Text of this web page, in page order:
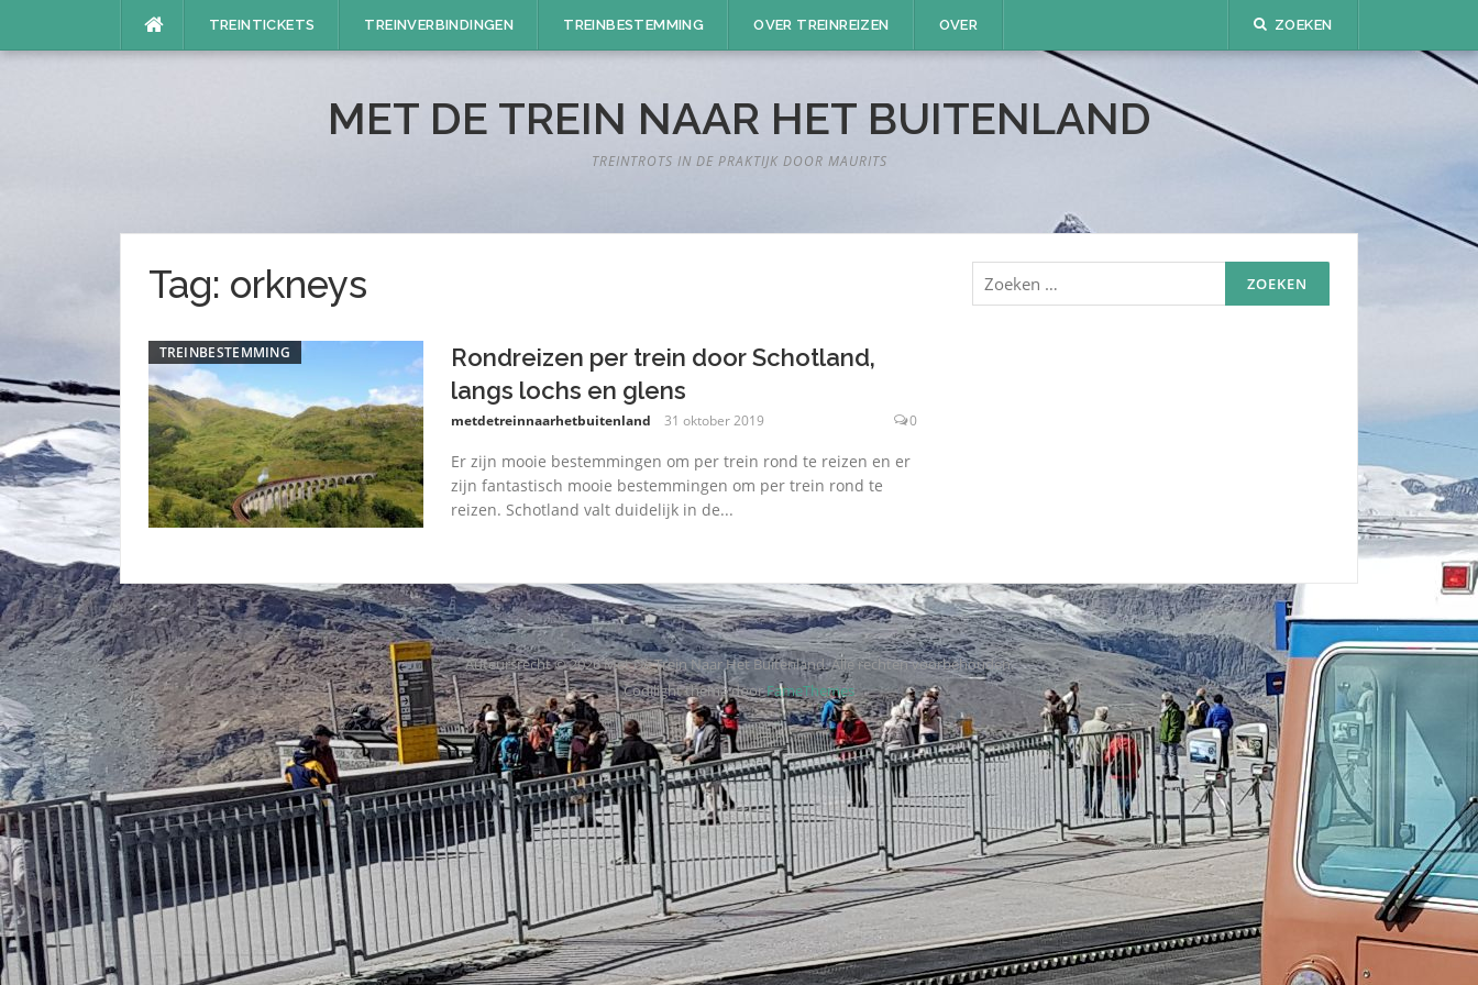
TREINTICKETS TREINVERBINDINGEN TREINBESTEMMING OVER TREINREIZEN OVER ZOEKEN
MET DE TREIN NAAR HET BUITENLAND
TREINTROTS IN DE PRAKTIJK DOOR MAURITS
Tag: orkneys
TREINBESTEMMING
Rondreizen per trein door Schotland,
langs lochs en glens
metdetreinnaarhetbuitenland 31 oktober 2019 0
Er zijn mooie bestemmingen om per trein rond te reizen en er
zijn fantastisch mooie bestemmingen om per trein rond te
reizen. Schotland valt duidelijk in de...
Zoeken
naar:
Auteursrecht © 2026 Met De Trein Naar Het Buitenland. Alle rechten voorbehouden.
Codilight thema doorFameThemes